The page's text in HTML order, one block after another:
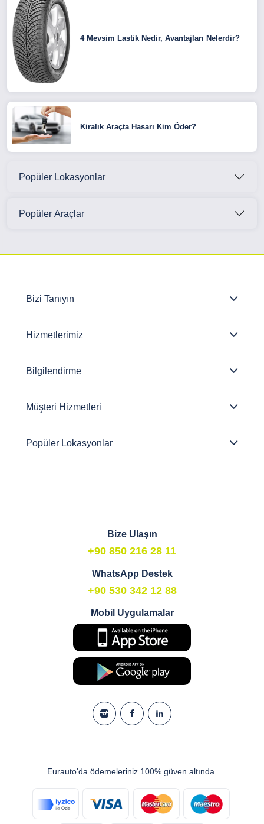
4 Mevsim Lastik Nedir, Avantajları Nelerdir?
Kiralık Araçta Hasarı Kim Öder?
Popüler Lokasyonlar
Popüler Araçlar
Bizi Tanıyın
Hizmetlerimiz
Bilgilendirme
Müşteri Hizmetleri
Popüler Lokasyonlar
Bize Ulaşın
+90 850 216 28 11
WhatsApp Destek
+90 530 342 12 88
Mobil Uygulamalar
Eurauto'da ödemeleriniz 100% güven altında.